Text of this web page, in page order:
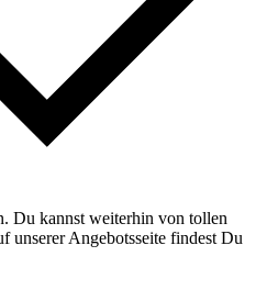
Du kannst weiterhin von tollen
unserer Angebotsseite findest Du